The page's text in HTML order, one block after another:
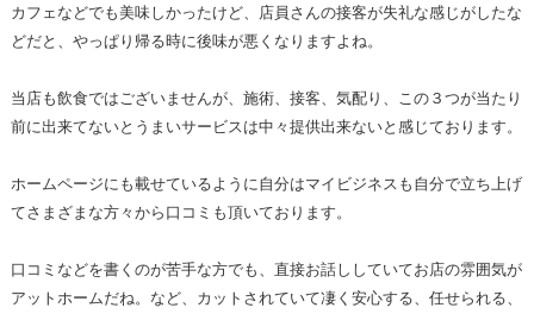
カフェなどでも美味しかったけど、店員さんの接客が失礼な感じがしたな
どだと、やっぱり帰る時に後味が悪くなりますよね。
当店も飲食ではございませんが、施術、接客、気配り、この３つが当たり
前に出来てないとうまいサービスは中々提供出来ないと感じております。
ホームページにも載せているように自分はマイビジネスも自分で立ち上げ
てさまざまな方々から口コミも頂いております。
口コミなどを書くのが苦手な方でも、直接お話ししていてお店の雰囲気が
アットホームだね。など、カットされていて凄く安心する、任せられる、